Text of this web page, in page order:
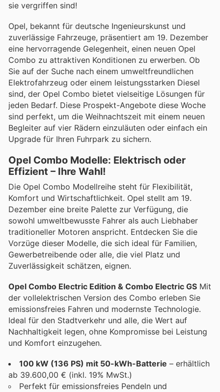
sie vergriffen sind!
Opel, bekannt für deutsche Ingenieurskunst und
zuverlässige Fahrzeuge, präsentiert am 19. Dezember
eine hervorragende Gelegenheit, einen neuen Opel
Combo zu attraktiven Konditionen zu erwerben. Ob
Sie auf der Suche nach einem umweltfreundlichen
Elektrofahrzeug oder einem leistungsstarken Diesel
sind, der Opel Combo bietet vielseitige Lösungen für
jeden Bedarf. Diese Prospekt-Angebote diese Woche
sind perfekt, um die Weihnachtszeit mit einem neuen
Begleiter auf vier Rädern einzuläuten oder einfach ein
Upgrade für Ihren Fuhrpark zu sichern.
Opel Combo Modelle: Elektrisch oder
Effizient – Ihre Wahl!
Die Opel Combo Modellreihe steht für Flexibilität,
Komfort und Wirtschaftlichkeit. Opel stellt am 19.
Dezember eine breite Palette zur Verfügung, die
sowohl umweltbewusste Fahrer als auch Liebhaber
traditioneller Motoren anspricht. Entdecken Sie die
Vorzüge dieser Modelle, die sich ideal für Familien,
Gewerbetreibende oder alle, die viel Platz und
Zuverlässigkeit schätzen, eignen.
Opel Combo Electric Edition & Combo Electric GS Mit
der vollelektrischen Version des Combo erleben Sie
emissionsfreies Fahren und modernste Technologie.
Ideal für den Stadtverkehr und alle, die Wert auf
Nachhaltigkeit legen, ohne Kompromisse bei Leistung
und Komfort einzugehen.
100 kW (136 PS) mit 50-kWh-Batterie – erhältlich
ab 39.600,00 € (inkl. 19% MwSt.)
Perfekt für emissionsfreies Pendeln und